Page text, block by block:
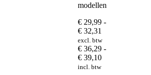
modellen
€ 29,99 -
€ 32,31
€ 29,99
tot
€ 32,31
excl. btw
€ 36,29 -
€ 39,10Prijsklasse:
€ 36,29
incl. btw